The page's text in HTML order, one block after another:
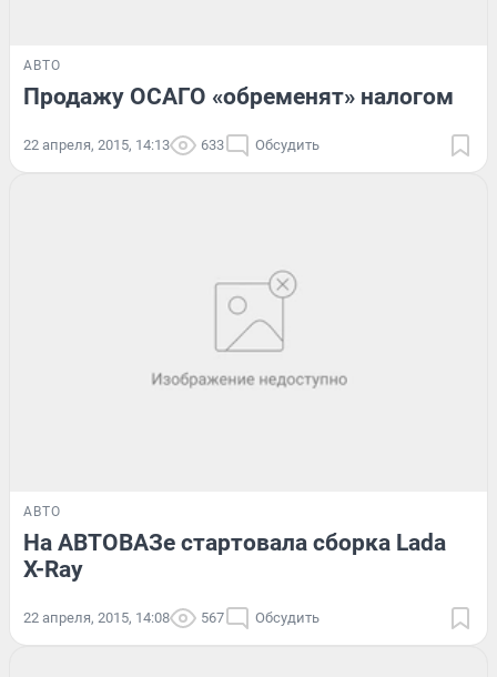
АВТО
Продажу ОСАГО «обременят» налогом
22 апреля, 2015, 14:13 633 Обсудить
АВТО
На АВТОВАЗе стартовала сборка Lada
X-Ray
22 апреля, 2015, 14:08 567 Обсудить